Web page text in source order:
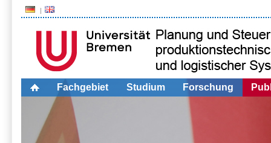
Fachgebiet Studium Forschung